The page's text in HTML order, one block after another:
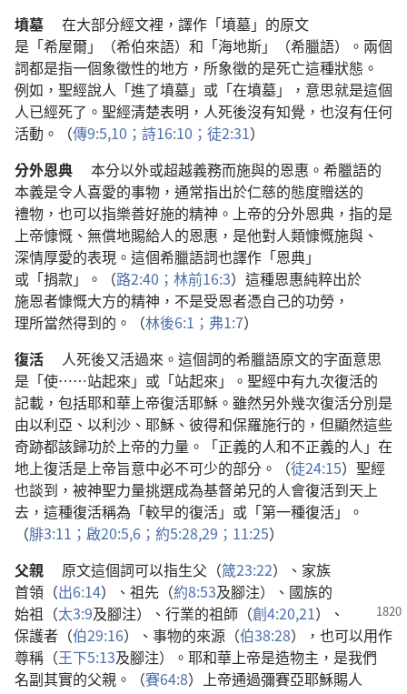
墳墓
在大部分經文裡 ， 譯作 「墳墓」 的原文
是 「希屋爾」（希伯來語） 和 「海地斯」（希臘語）。 兩個
詞都是指一個象徵性的地方 ， 所象徵的是死亡這種狀態 。
例如 ， 聖經說人 「進了墳墓」 或 「在墳墓」， 意思就是這個
人已經死了 。 聖經清楚表明 ， 人死後沒有知覺 ， 也沒有任何
活動 。（傳9:5,10； 詩16:10； 徒2:31）
分外恩典 本分以外或超越義務而施與的恩惠 。 希臘語的
本義是令人喜愛的事物 ， 通常指出於仁慈的態度贈送的
禮物 ， 也可以指樂善好施的精神 。 上帝的分外恩典 ， 指的是
上帝慷慨 、 無償地賜給人的恩惠 ， 是他對人類慷慨施與 、
深情厚愛的表現 。 這個希臘語詞也譯作 「恩典」
或 「捐款」。（路2:40； 林前16:3） 這種恩惠純粹出於
施恩者慷慨大方的精神 ， 不是受恩者憑自己的功勞 ，
理所當然得到的 。（林後6:1； 弗1:7）
復活
人死後又活過來 。 這個詞的希臘語原文的字面意思
是 「使……站起來 」 或 「站起來 」。 聖經中有九次復活的
記載 ， 包括耶和華上帝復活耶穌 。 雖然另外幾次復活分別是
由以利亞 、 以利沙 、 耶穌 、 彼得和保羅施行的 ， 但顯然這些
奇跡都該歸功於上帝的力量 。「正義的人和不正義的人 」 在
地上復活是上帝旨意中必不可少的部分 。（徒24:15） 聖經
也談到 ， 被神聖力量挑選成為基督弟兄的人會復活到天上
去 ， 這種復活稱為 「較早的復活」 或 「第一種復活」。
（腓3:11； 啟20:5,6； 約5:28,29； 11:25）
父親
原文這個詞可以指生父 （箴23:22）、 家族
首領 （出6:14）、 祖先 （約8:53及腳注）、 國族的
始祖 （太3:9及腳注）、 行業的祖師 （創4:20,21）、
保護者 （伯29:16）、 事物的來源 （伯38:28）， 也可以用作
尊稱 （王下5:13及腳注）。 耶和華上帝是造物主 ， 是我們
名副其實的父親 。（賽64:8） 上帝通過彌賽亞耶穌賜人